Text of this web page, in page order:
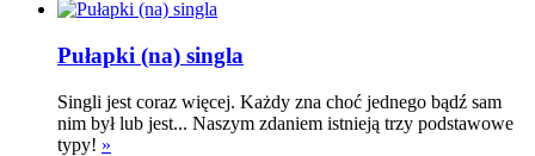
Pułapki (na) singla
Singli jest coraz więcej. Każdy zna choć jednego bądź sam
nim był lub jest... Naszym zdaniem istnieją trzy podstawowe
typy! »